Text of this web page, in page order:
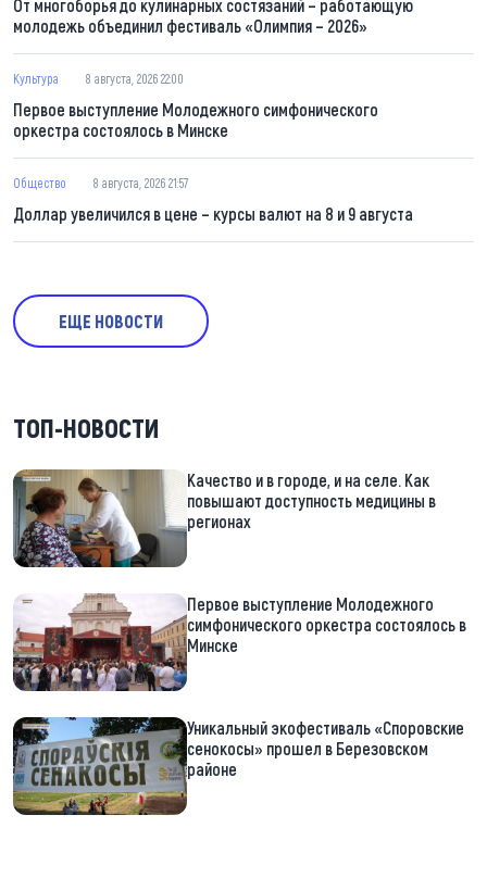
От многоборья до кулинарных состязаний – работающую
молодежь объединил фестиваль «Олимпия – 2026»
Культура 8 августа, 2026 22:00
Первое выступление Молодежного симфонического
оркестра состоялось в Минске
Общество 8 августа, 2026 21:57
Доллар увеличился в цене – курсы валют на 8 и 9 августа
ЕЩЕ НОВОСТИ
ТОП-НОВОСТИ
Качество и в городе, и на селе. Как
повышают доступность медицины в
регионах
Первое выступление Молодежного
симфонического оркестра состоялось в
Минске
Уникальный экофестиваль «Споровские
сенокосы» прошел в Березовском
районе